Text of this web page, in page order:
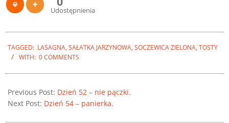
Udostępnienia
11-
29
TAGGED: LASAGNA, SAŁATKA JARZYNOWA, SOCZEWICA ZIELONA, TOSTY
WITH: 0 COMMENTS
Previous Post: Dzień 52 – nie pączki.
Next Post: Dzień 54 – panierka.